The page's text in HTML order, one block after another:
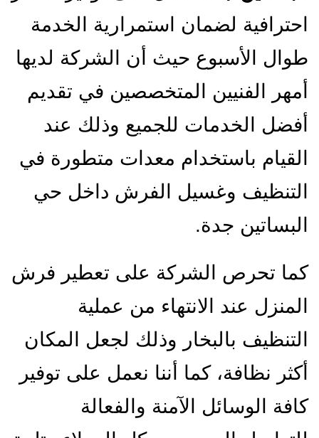
احترافية لضمان استمرارية الخدمة
طوال الأسبوع حيث أن الشركة لديها
أمهر الفنيين المتخصصين في تقديم
أفضل الخدمات للجميع وذلك عند
القيام باستخدام معدات متطورة في
التنظيف وغسيل الفرش داخل حي
البساتين جدة.
كما تحرص الشركة على تعطير فرش
المنزل عند الانتهاء من عملية
التنظيف بالبخار وذلك لجعل المكان
أكثر نظافة، كما أننا نعمل على توفير
كافة الوسائل الآمنة والفعالة